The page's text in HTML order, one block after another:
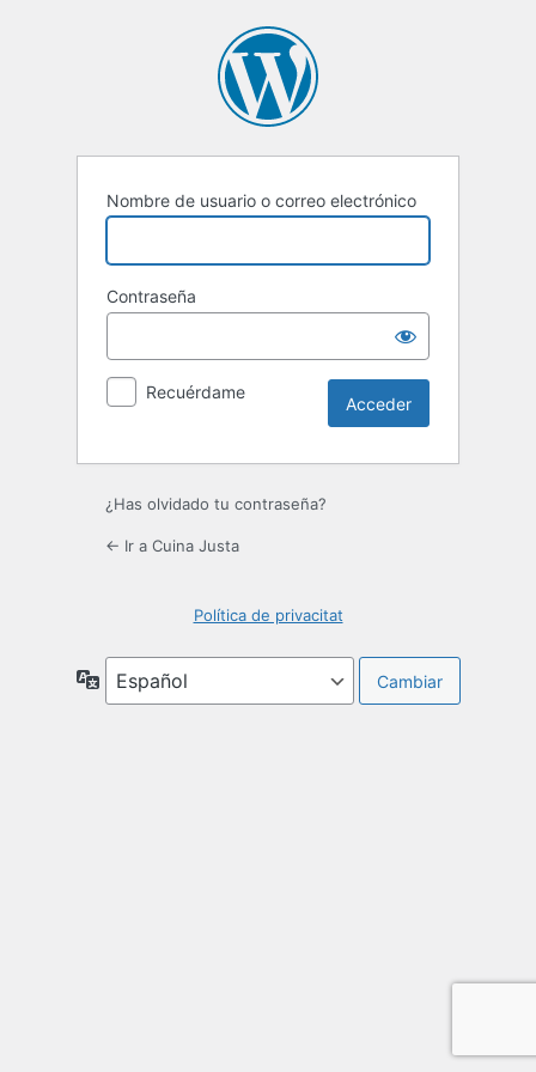
Nombre de usuario o correo electrónico
Contraseña
Recuérdame
¿Has olvidado tu contraseña?
← Ir a Cuina Justa
Política de privacitat
Idioma